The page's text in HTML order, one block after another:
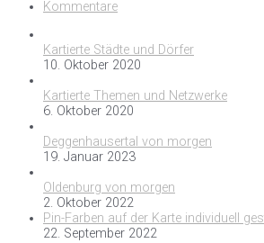
Kommentare
Kartierte Städte und Dörfer
10. Oktober 2020
Kartierte Themen und Netzwerke
6. Oktober 2020
Deggenhausertal von morgen
19. Januar 2023
Oldenburg von morgen
2. Oktober 2022
Pin-Farben auf der Karte individuell
22. September 2022